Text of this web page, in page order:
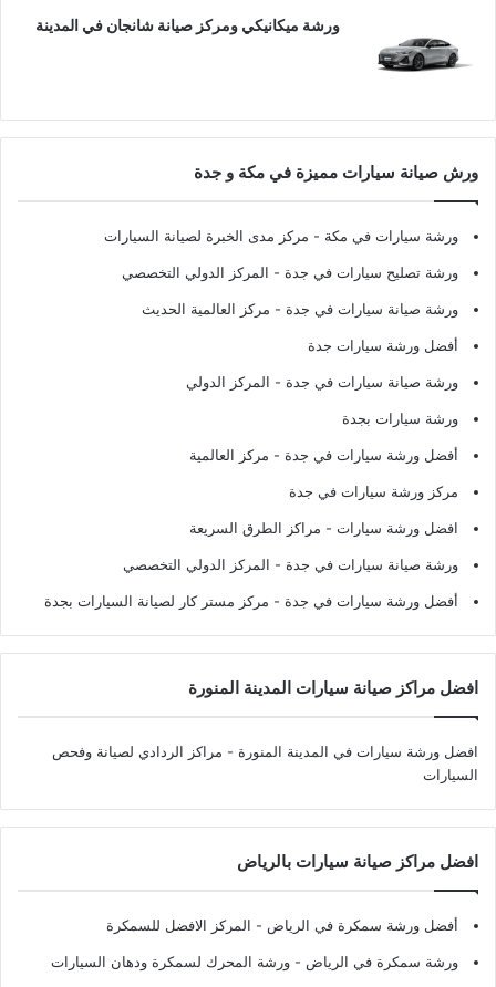
ورشة ميكانيكي ومركز صيانة شانجان في المدينة
ورش صيانة سيارات مميزة في مكة و جدة
ورشة سيارات في مكة - مركز مدى الخبرة لصيانة السيارات
ورشة تصليح سيارات في جدة - المركز الدولي التخصصي
ورشة صيانة سيارات في جدة - مركز العالمية الحديث
أفضل ورشة سيارات جدة
ورشة صيانة سيارات في جدة - المركز الدولي
ورشة سيارات بجدة
أفضل ورشة سيارات في جدة - مركز العالمية
مركز ورشة سيارات في جدة
افضل ورشة سيارات - مراكز الطرق السريعة
ورشة صيانة سيارات في جدة - المركز الدولي التخصصي
أفضل ورشة سيارات في جدة - مركز مستر كار لصيانة السيارات بجدة
افضل مراكز صيانة سيارات المدينة المنورة
افضل ورشة سيارات في المدينة المنورة - مراكز الردادي لصيانة وفحص
السيارات
افضل مراكز صيانة سيارات بالرياض
أفضل ورشة سمكرة في الرياض - المركز الافضل للسمكرة
ورشة سمكرة في الرياض - ورشة المحرك لسمكرة ودهان السيارات